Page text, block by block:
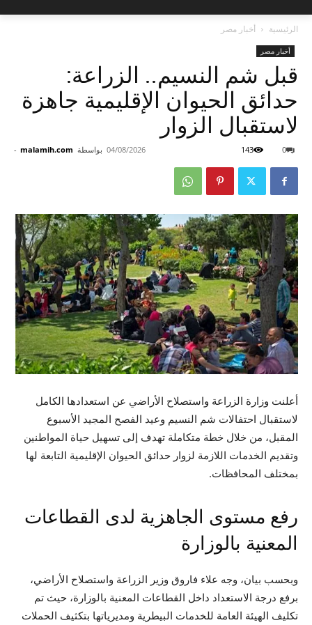
الرئيسية أخبار مصر
أخبار مصر
قبل شم النسيم.. الزراعة:
حدائق الحيوان الإقليمية جاهزة
لاستقبال الزوار
بواسطة malamih.com
- 04/08/2026 0
143
أعلنت وزارة الزراعة واستصلاح الأراضي عن استعدادها الكامل
لاستقبال احتفالات شم النسيم وعيد الفصح المجيد الأسبوع
المقبل، من خلال خطة متكاملة تهدف إلى تسهيل حياة المواطنين
وتقديم الخدمات اللازمة لزوار حدائق الحيوان الإقليمية التابعة لها
بمختلف المحافظات.
رفع مستوى الجاهزية لدى القطاعات
المعنية بالوزارة
وبحسب بيان، وجه علاء فاروق وزير الزراعة واستصلاح الأراضي،
برفع درجة الاستعداد داخل القطاعات المعنية بالوزارة، حيث تم
تكليف الهيئة العامة للخدمات البيطرية ومديرياتها بتكثيف الحملات